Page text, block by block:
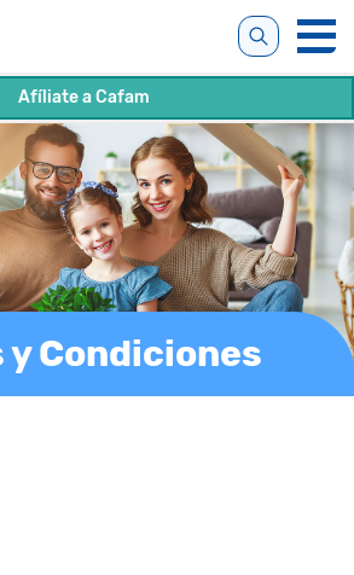
Afíliate a Cafam
y Condiciones